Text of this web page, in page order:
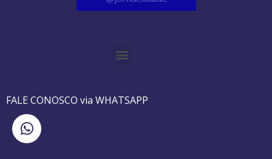
FALE CONOSCO via WHATSAPP